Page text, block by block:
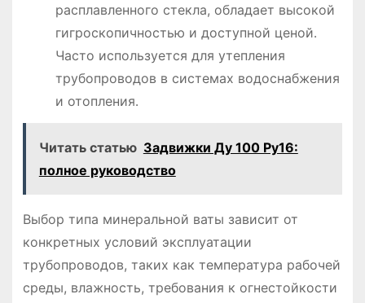
расплавленного стекла, обладает высокой
гигроскопичностью и доступной ценой․
Часто используется для утепления
трубопроводов в системах водоснабжения
и отопления․
Читать статью Задвижки Ду 100 Ру16:
полное руководство
Выбор типа минеральной ваты зависит от
конкретных условий эксплуатации
трубопроводов, таких как температура рабочей
среды, влажность, требования к огнестойкости